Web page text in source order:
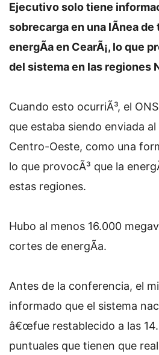
Ejecutivo solo tiene
sobrecarga en una lÃ­nea de
energÃ­a en CearÃ¡, lo que
del sistema en las regiones
Cuando esto ocurriÃ³, el
que estaba siendo enviada al
Centro-Oeste, como una
lo que provocÃ³ que la
estas regiones.
Hubo al menos 16.000
cortes de energÃ­a.
Antes de la conferencia, el
informado que el sistema
â€œfue restablecido a las
puntuales que tienen que